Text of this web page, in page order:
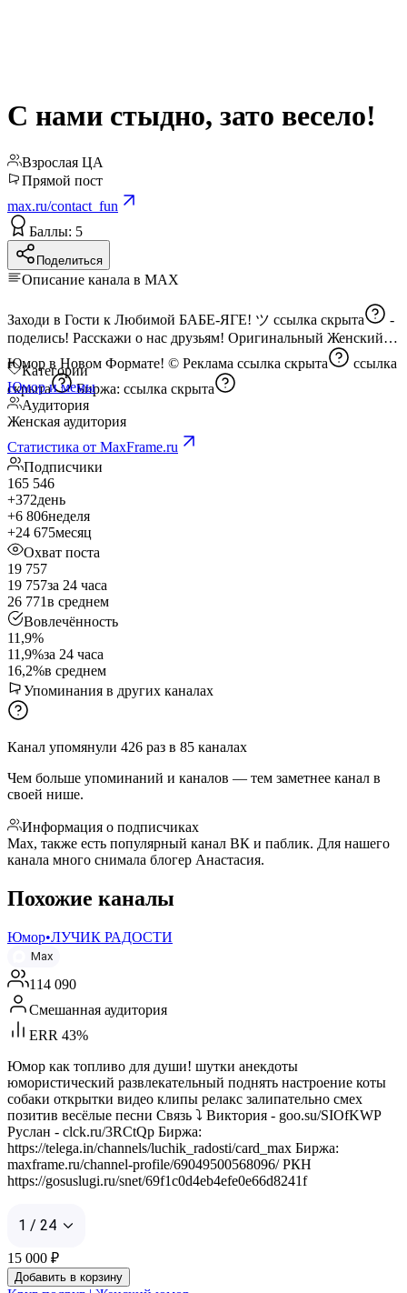
С нами стыдно, зато весело!
Взрослая ЦА
Прямой пост
max.ru/contact_fun
Баллы: 5
Поделиться
Описание канала в MAX
Заходи в Гости к Любимой БАБЕ-ЯГЕ! ツ ссылка скрыта
-
поделись! Расскажи о нас друзьям! Оригинальный Женский
Юмор в Новом Формате! © Реклама ссылка скрыта
ссылка
скрыта
Биржа: ссылка скрыта
Категории
Юмор и мемы
Аудитория
Женская аудитория
Статистика от MaxFrame.ru
Подписчики
165 546
+372день
+6 806неделя
+24 675месяц
Охват поста
19 757
19 757за 24 часа
26 771в среднем
Вовлечённость
11,9%
11,9%за 24 часа
16,2%в среднем
Упоминания в других каналах
Канал упомянули 426 раз в 85 каналах
Чем больше упоминаний и каналов — тем заметнее канал в
своей нише.
Информация о подписчиках
Мах, также есть популярный канал ВК и паблик. Для нашего
канала много снимала блогер Анастасия.
Похожие каналы
Юмор•ЛУЧИК РАДОСТИ
Max
114 090
Смешанная аудитория
ERR 43%
Юмор как топливо для души! шутки анекдоты
юмористический развлекательный поднять настроение коты
собаки открытки видео клипы релакс залипательно смех
позитив весёлые песни Связь ⤵️ Виктория - goo.su/SIOfKWP
Руслан - clck.ru/3RCtQp Биржа:
https://telega.in/channels/luchik_radosti/card_max Биржа:
maxframe.ru/channel-profile/69049500568096/ РКН
https://gosuslugi.ru/snet/69f1c0d4eb4efe0e66d8241f
1 / 24
15 000 ₽
Добавить в корзину